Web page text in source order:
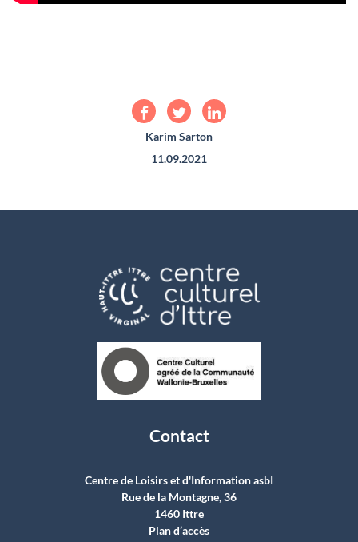
Karim Sarton
11.09.2021
Contact
Centre de Loisirs et d'Information asbI
Rue de la Montagne, 36
1460 Ittre
Plan d’accès